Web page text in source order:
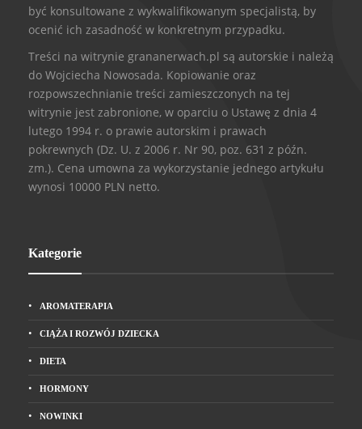
być konsultowane z wykwalifikowanym specjalistą, by
ocenić ich zasadność w konkretnym przypadku.
Treści na witrynie grananerwach.pl są autorskie i należą
do Wojciecha Nowosada. Kopiowanie oraz
rozpowszechnianie treści zamieszczonych na tej
witrynie jest zabronione, w oparciu o Ustawę z dnia 4
lutego 1994 r. o prawie autorskim i prawach
pokrewnych (Dz. U. z 2006 r. Nr 90, poz. 631 z późn.
zm.). Cena umowna za wykorzystanie jednego artykułu
wynosi 10000 PLN netto.
Kategorie
AROMATERAPIA
CIĄŻA I ROZWÓJ DZIECKA
DIETA
HORMONY
NOWINKI